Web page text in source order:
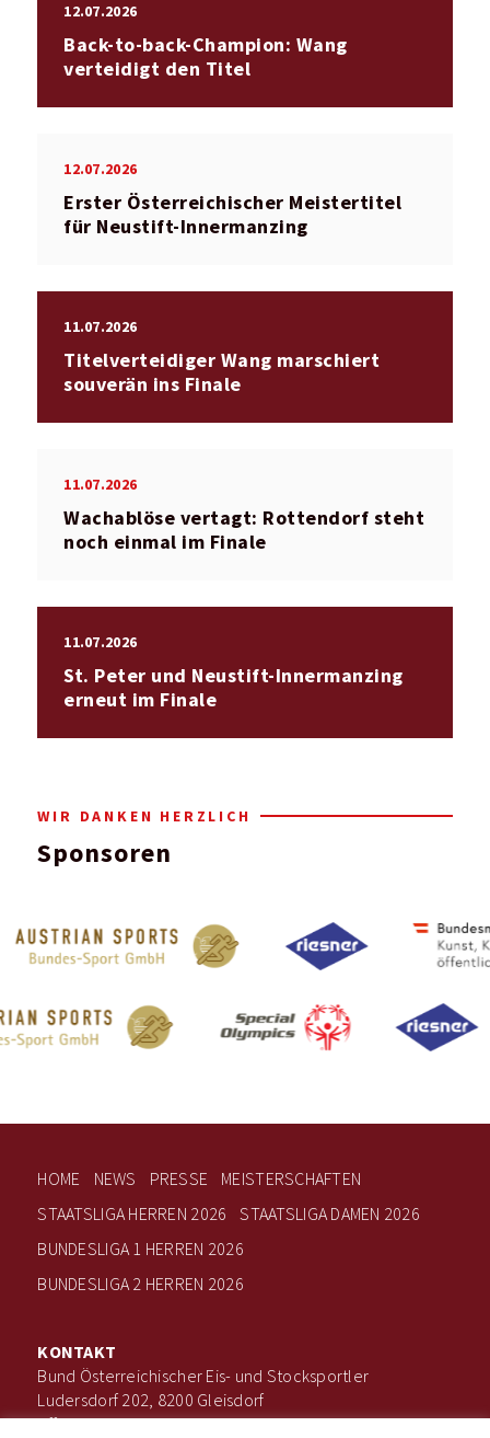
12.07.2026
Back-to-back-Champion: Wang
verteidigt den Titel
12.07.2026
Erster Österreichischer Meistertitel
für Neustift-Innermanzing
11.07.2026
Titelverteidiger Wang marschiert
souverän ins Finale
11.07.2026
Wachablöse vertagt: Rottendorf steht
noch einmal im Finale
11.07.2026
St. Peter und Neustift-Innermanzing
erneut im Finale
WIR DANKEN HERZLICH
Sponsoren
HOME NEWS PRESSE
MEISTERSCHAFTEN
STAATSLIGA HERREN 2026
STAATSLIGA DAMEN 2026
BUNDESLIGA 1 HERREN 2026
BUNDESLIGA 2 HERREN 2026
KONTAKT
Bund Österreichischer Eis- und Stocksportler
Ludersdorf 202, 8200 Gleisdorf
office@boee.at